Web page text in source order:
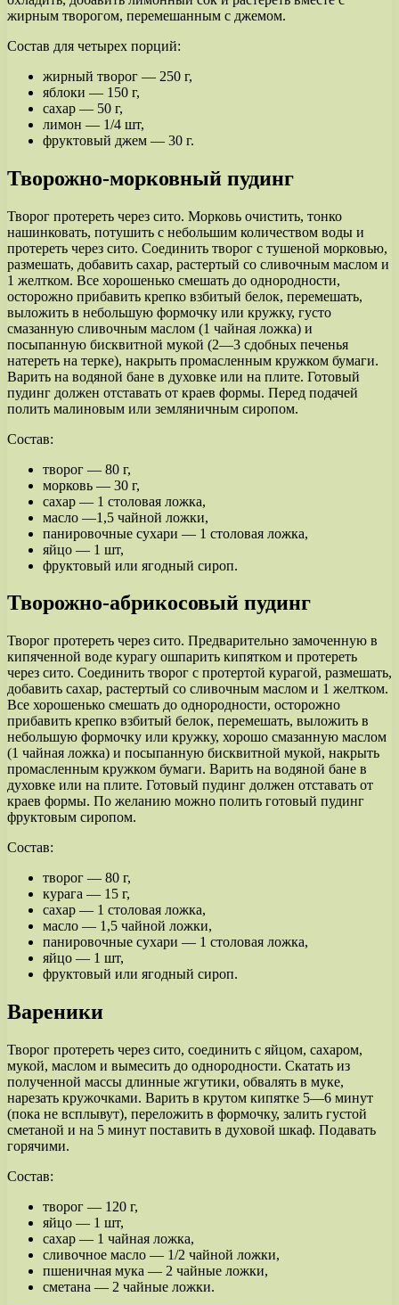
жирным творогом, перемешанным с джемом.
Состав для четырех порций:
жирный творог — 250 г,
яблоки — 150 г,
сахар — 50 г,
лимон — 1/4 шт,
фруктовый джем — 30 г.
Творожно-морковный пудинг
Творог протереть через сито. Морковь очистить, тонко
нашинковать, потушить с небольшим количеством воды и
протереть через сито. Соединить творог с тушеной морковью,
размешать, добавить сахар, растертый со сливочным маслом и
1 желтком. Все хорошенько смешать до однородности,
осторожно прибавить крепко взбитый белок, перемешать,
выложить в небольшую формочку или кружку, густо
смазанную сливочным маслом (1 чайная ложка) и
посыпанную бисквитной мукой (2—3 сдобных печенья
натереть на терке), накрыть промасленным кружком бумаги.
Варить на водяной бане в духовке или на плите. Готовый
пудинг должен отставать от краев формы. Перед подачей
полить малиновым или земляничным сиропом.
Состав:
творог — 80 г,
морковь — 30 г,
сахар — 1 столовая ложка,
масло —1,5 чайной ложки,
панировочные сухари — 1 столовая ложка,
яйцо — 1 шт,
фруктовый или ягодный сироп.
Творожно-абрикосовый пудинг
Творог протереть через сито. Предварительно замоченную в
кипяченной воде курагу ошпарить кипятком и протереть
через сито. Соединить творог с протертой курагой, размешать,
добавить сахар, растертый со сливочным маслом и 1 желтком.
Все хорошенько смешать до однородности, осторожно
прибавить крепко взбитый белок, перемешать, выложить в
небольшую формочку или кружку, хорошо смазанную маслом
(1 чайная ложка) и посыпанную бисквитной мукой, накрыть
промасленным кружком бумаги. Варить на водяной бане в
духовке или на плите. Готовый пудинг должен отставать от
краев формы. По желанию можно полить готовый пудинг
фруктовым сиропом.
Состав:
творог — 80 г,
курага — 15 г,
сахар — 1 столовая ложка,
масло — 1,5 чайной ложки,
панировочные сухари — 1 столовая ложка,
яйцо — 1 шт,
фруктовый или ягодный сироп.
Вареники
Творог протереть через сито, соединить с яйцом, сахаром,
мукой, маслом и вымесить до однородности. Скатать из
полученной массы длинные жгутики, обвалять в муке,
нарезать кружочками. Варить в крутом кипятке 5—6 минут
(пока не всплывут), переложить в формочку, залить густой
сметаной и на 5 минут поставить в духовой шкаф. Подавать
горячими.
Состав:
творог — 120 г,
яйцо — 1 шт,
сахар — 1 чайная ложка,
сливочное масло — 1/2 чайной ложки,
пшеничная мука — 2 чайные ложки,
сметана — 2 чайные ложки.